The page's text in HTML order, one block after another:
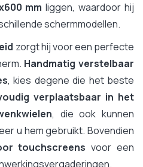
mm liggen, waardoor hij
schermmodellen.
zorgt hij voor een perfecte
Handmatig verstelbaar
, kies degene die het beste
verplaatsbaar in het
, die ook kunnen
u hem gebruikt. Bovendien
touchscreens voor een